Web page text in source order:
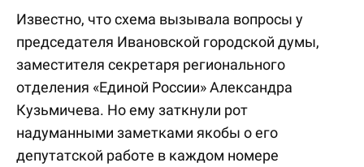
Известно, что схема вызывала вопросы у
председателя Ивановской городской думы,
заместителя секретаря регионального
отделения «Единой России» Александра
Кузьмичева. Но ему заткнули рот
надуманными заметками якобы о его
депутатской работе в каждом номере